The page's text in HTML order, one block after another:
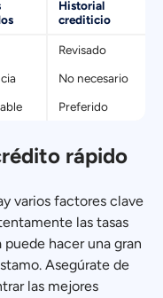
Historial
crediticio
Revisado
No necesario
Preferido
rápido
varios factores clave
las tasas
hacer una gran
Asegúrate de
las mejores